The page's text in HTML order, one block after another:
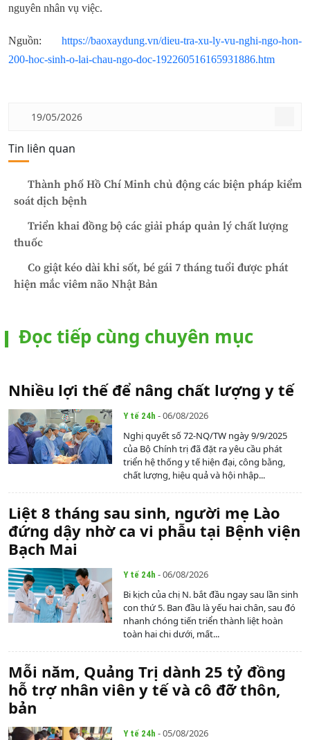
nguyên nhân vụ việc.
Nguồn: https://baoxaydung.vn/dieu-tra-xu-ly-vu-nghi-ngo-hon-
200-hoc-sinh-o-lai-chau-ngo-doc-192260516165931886.htm
19/05/2026
Tin liên quan
Thành phố Hồ Chí Minh chủ động các biện pháp kiểm
soát dịch bệnh
Triển khai đồng bộ các giải pháp quản lý chất lượng
thuốc
Co giật kéo dài khi sốt, bé gái 7 tháng tuổi được phát
hiện mắc viêm não Nhật Bản
Đọc tiếp cùng chuyên mục
Nhiều lợi thế để nâng chất lượng y tế
Y tế 24h - 06/08/2026
Nghị quyết số 72-NQ/TW ngày 9/9/2025
của Bộ Chính trị đã đặt ra yêu cầu phát
triển hệ thống y tế hiện đại, công bằng,
chất lượng, hiệu quả và hội nhập...
Liệt 8 tháng sau sinh, người mẹ Lào
đứng dậy nhờ ca vi phẫu tại Bệnh viện
Bạch Mai
Y tế 24h - 06/08/2026
Bi kịch của chị N. bắt đầu ngay sau lần sinh
con thứ 5. Ban đầu là yếu hai chân, sau đó
nhanh chóng tiến triển thành liệt hoàn
toàn hai chi dưới, mất...
Mỗi năm, Quảng Trị dành 25 tỷ đồng
hỗ trợ nhân viên y tế và cô đỡ thôn,
bản
Y tế 24h - 05/08/2026